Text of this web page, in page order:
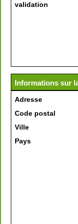
validation
Informations sur
Adresse
Code postal
Ville
Pays